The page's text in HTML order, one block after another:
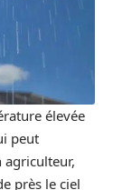
élevée
peut
agriculteur,
près le ciel